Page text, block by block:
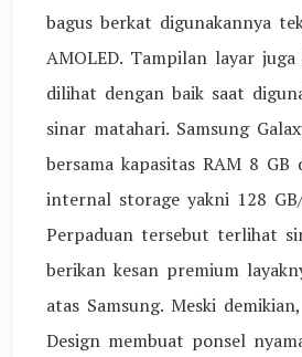
bagus berkat digunakannya
AMOLED. Tampilan layar
dilihat dengan baik saat
sinar matahari. Samsung
bersama kapasitas RAM 8 GB
internal storage yakni 128
Perpaduan tersebut terlihat
berikan kesan premium
atas Samsung. Meski
Design membuat ponsel